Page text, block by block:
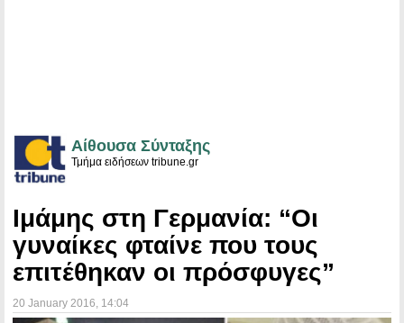
Αίθουσα Σύνταξης
Τμήμα ειδήσεων tribune.gr
Ιμάμης στη Γερμανία: “Οι
γυναίκες φταίνε που τους
επιτέθηκαν οι πρόσφυγες”
20 January 2016 , 14:04